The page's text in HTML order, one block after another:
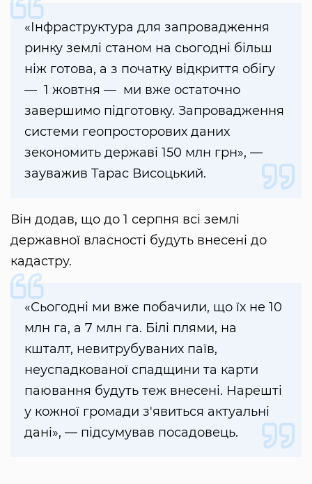
«Інфраструктура для запровадження
ринку землі станом на сьогодні більш
ніж готова, а з початку відкриття обігу
— 1 жовтня — ми вже остаточно
завершимо підготовку. Запровадження
системи геопросторових даних
зекономить державі 150 млн грн», —
зауважив Тарас Висоцький.
Він додав, що до 1 серпня всі землі
державної власності будуть внесені до
кадастру.
«Сьогодні ми вже побачили, що їх не 10
млн га, а 7 млн га. Білі плями, на
кшталт, невитрубуваних паїв,
неуспадкованої спадщини та карти
паювання будуть теж внесені. Нарешті
у кожної громади з'явиться актуальні
дані», — підсумував посадовець.